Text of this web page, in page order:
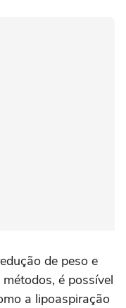
de peso e
é possível
a lipoaspiração